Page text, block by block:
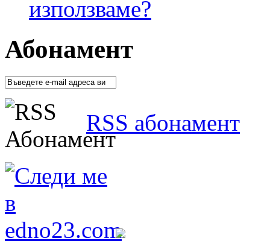
използваме?
Абонамент
RSS абонамент